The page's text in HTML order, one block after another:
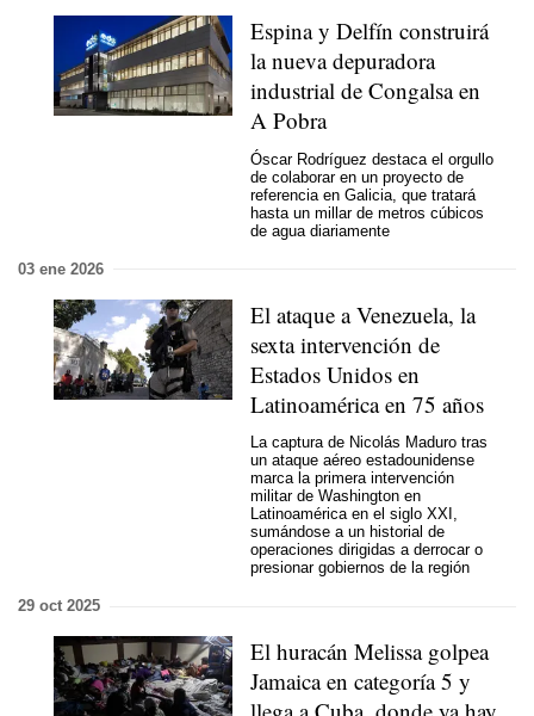
Espina y Delfín construirá
la nueva depuradora
industrial de Congalsa en
A Pobra
Óscar Rodríguez destaca el orgullo
de colaborar en un proyecto de
referencia en Galicia, que tratará
hasta un millar de metros cúbicos
de agua diariamente
03 ene 2026
El ataque a Venezuela, la
sexta intervención de
Estados Unidos en
Latinoamérica en 75 años
La captura de Nicolás Maduro tras
un ataque aéreo estadounidense
marca la primera intervención
militar de Washington en
Latinoamérica en el siglo XXI,
sumándose a un historial de
operaciones dirigidas a derrocar o
presionar gobiernos de la región
29 oct 2025
El huracán Melissa golpea
Jamaica en categoría 5 y